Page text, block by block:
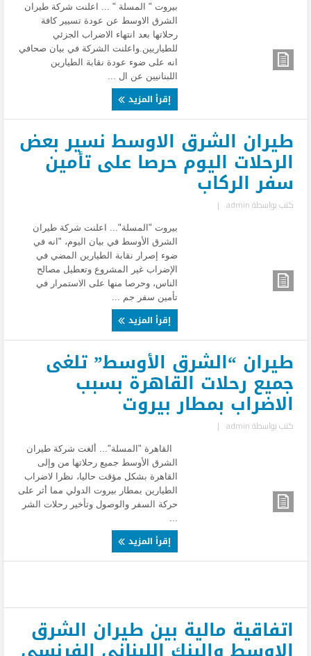
بيروت " المسلة " ... اعلنت شركة طيران
الشرق الاوسط عن عودة تسيير كافة
رحلاتها بعد انتهاء الاضراب الجزئي
للطياريين.واعلنت الشركة في بيان صحافي
انه على ضوء عودة نقابة الطيارين
اللبنانيين عن ال ...
إقرأ المزيد
طيران الشرق الاوسط نسير بعض
الرحلات اليوم حرصا على تأمين
سفر الركاب
كتب بواسطةadmin
|
بيروت "المسلة"... اعلنت شركة طيران
الشرق الأوسط في بيان اليوم، "انه في
ضوء إصرار نقابة الطيارين المضي في
الإضراب غير المشروع وتعطيل مصالح
الناس، وحرصا منها على الاستمرار في
تأمين سفر جم ...
إقرأ المزيد
طيران “الشرق الأوسط” تلغى
جميع رحلات القاهرة بسبب
الاضراب بمطار بيروت
كتب بواسطةadmin
|
القاهرة "المسلة"... ألغت شركة طيران
الشرق الأوسط جميع رحلاتها من وإلى
القاهرة بشكل مؤقت حاليا، نظرا لاضراب
الطيارين بمطار بيروت الدولي مما أثر على
حركة السفر والوصول وتأخير رحلات الشر
إقرأ المزيد
اتفاقية مالية بين طيران الشرق